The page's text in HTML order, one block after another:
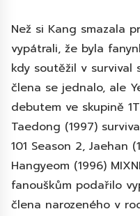
Než si Kang smazala
vypátrali, že byla
kdy soutěžil v survival
člena se jednalo, ale
debutem ve skupině
Taedong (1997)
101 Season 2, Jaehan
Hangyeom (1996)
fanouškům podařilo
člena narozeného v